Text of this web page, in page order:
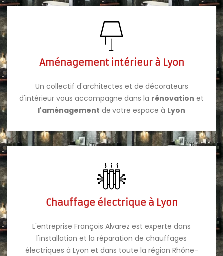
Aménagement intérieur à Lyon
Un collectif d'architectes et de décorateurs
d'intérieur vous accompagne dans la rénovation et
l'aménagement de votre espace à Lyon
Chauffage électrique à Lyon
L'entreprise François Alvarez est experte dans
l'installation et la réparation de chauffages
électriques à Lyon et dans toute la région Rhône-